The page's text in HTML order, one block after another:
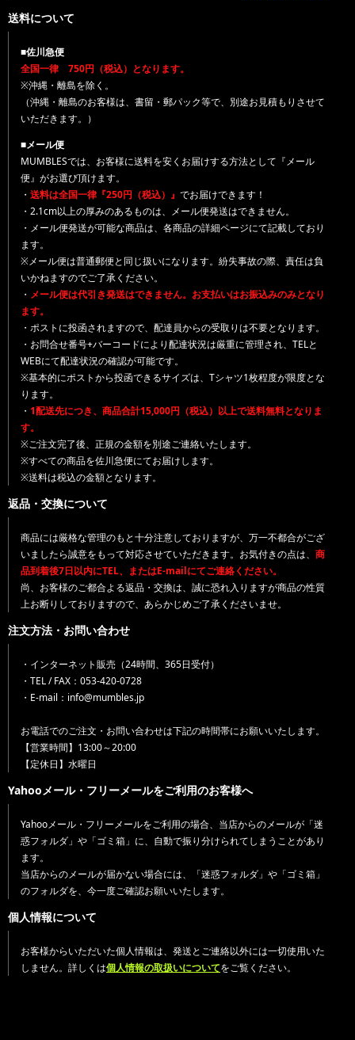
送料について
■佐川急便
全国一律 750円（税込）となります。
※沖縄・離島を除く。
（沖縄・離島のお客様は、書留・郵パック等で、別途お見積もりさせて
いただきます。）
■メール便
MUMBLESでは、お客様に送料を安くお届けする方法として『メール
便』がお選び頂けます。
・ 送料は全国一律『250円（税込）』 でお届けできます！
・2.1cm以上の厚みのあるものは、メール便発送はできません。
・メール便発送が可能な商品は、各商品の詳細ページにて記載しており
ます。
※メール便は普通郵便と同じ扱いになります。紛失事故の際、責任は負
いかねますのでご了承ください。
・ メール便は代引き発送はできません。お支払いはお振込みのみとなり
ます。
・ポストに投函されますので、配達員からの受取りは不要となります。
・お問合せ番号+バーコードにより配達状況は厳重に管理され、TELと
WEBにて配達状況の確認が可能です。
※基本的にポストから投函できるサイズは、Tシャツ1枚程度が限度とな
ります。
・ 1配送先につき、商品合計15,000円（税込）以上で送料無料となりま
す。
※ご注文完了後、正規の金額を別途ご連絡いたします。
※すべての商品を佐川急便にてお届けします。
※送料は税込の金額となります。
返品・交換について
商品には厳格な管理のもと十分注意しておりますが、万一不都合がござ
いましたら誠意をもって対応させていただきます。お気付きの点は、 商
品到着後7日以内にTEL、またはE-mailにてご連絡ください。
尚、お客様のご都合よる返品・交換は、誠に恐れ入りますが商品の性質
上お断りしておりますので、あらかじめご了承くださいませ。
注文方法・お問い合わせ
・インターネット販売（24時間、365日受付）
・TEL / FAX：053-420-0728
・E-mail：info@mumbles.jp
お電話でのご注文・お問い合わせは下記の時間帯にお願いいたします。
【営業時間】13:00～20:00
【定休日】水曜日
Yahooメール・フリーメールをご利用のお客様へ
Yahooメール・フリーメールをご利用の場合、当店からのメールが「迷
惑フォルダ」や「ゴミ箱」に、自動で振り分けられてしまうことがあり
ます。
当店からのメールが届かない場合には、「迷惑フォルダ」や「ゴミ箱」
のフォルダを、今一度ご確認お願いいたします。
個人情報について
お客様からいただいた個人情報は、発送とご連絡以外には一切使用いた
しません。詳しくは個人情報の取扱いについてをご覧ください。